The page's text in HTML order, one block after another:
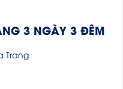
3 NGÀY 3 ĐÊM
Trang